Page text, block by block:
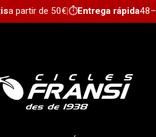
a partir de 50€|⏱️Entrega rápida